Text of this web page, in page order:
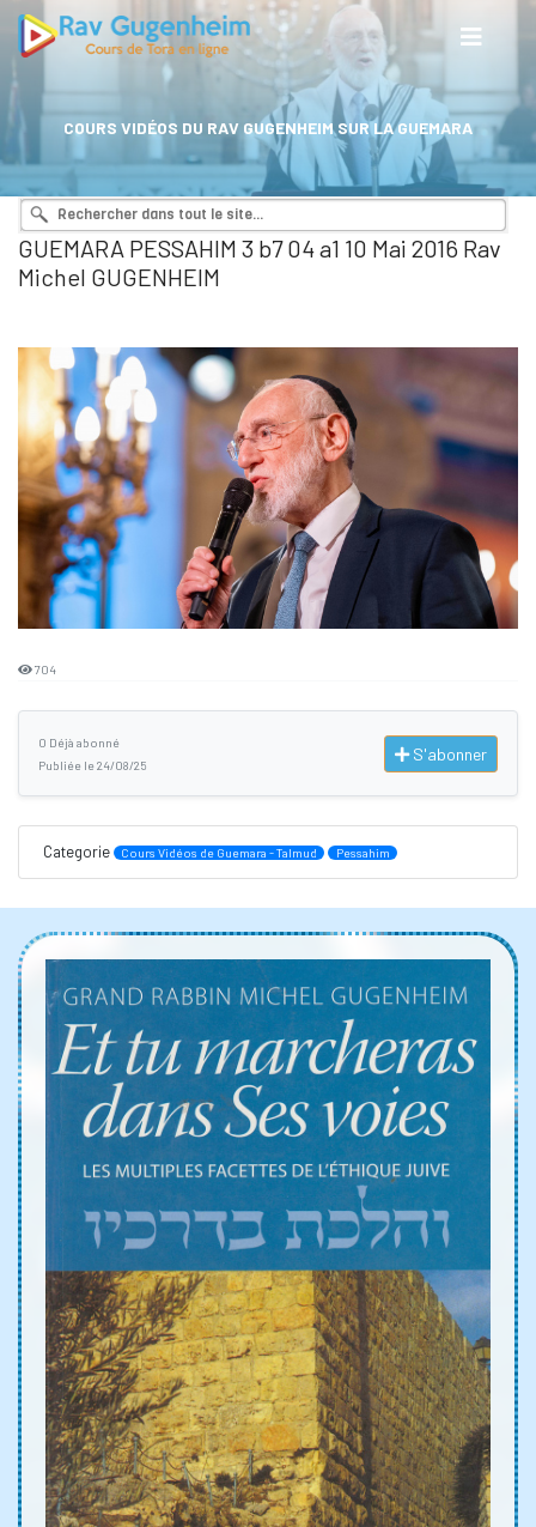
COURS VIDÉOS DU RAV GUGENHEIM SUR LA GUEMARA
GUEMARA PESSAHIM 3 b7 04 a1 10 Mai 2016 Rav
Michel GUGENHEIM
704
0 Déjà abonné
Publiée le 24/08/25
S'abonner
Categorie Cours Vidéos de Guemara - Talmud Pessahim